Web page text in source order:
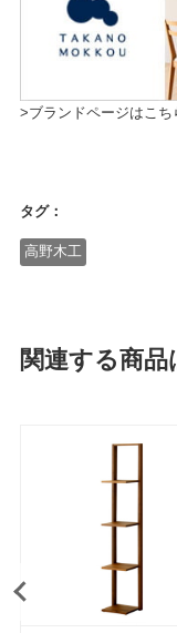
>ブランドページはこち
タグ：
高野木工
関連する商品